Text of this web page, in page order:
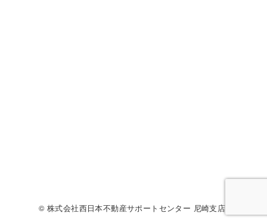
© 株式会社西日本不動産サポートセンター 尼崎支店.